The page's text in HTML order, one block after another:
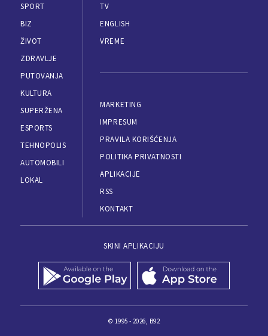
SPORT
BIZ
ŽIVOT
ZDRAVLJE
PUTOVANJA
KULTURA
SUPERŽENA
ESPORTS
TEHNOPOLIS
AUTOMOBILI
LOKAL
TV
ENGLISH
VREME
MARKETING
IMPRESUM
PRAVILA KORIŠĆENJA
POLITIKA PRIVATNOSTI
APLIKACIJE
RSS
KONTAKT
SKINI APLIKACIJU
© 1995 - 2026, B92